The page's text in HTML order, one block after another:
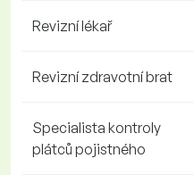
Revizní lékař
Revizní zdravotní brat
Specialista kontroly
plátců pojistného